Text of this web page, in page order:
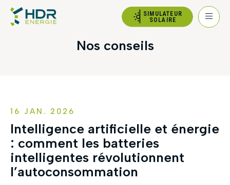
SIMULATEUR
SOLAIRE
Nos conseils
16 JAN. 2026
Intelligence artificielle et énergie
: comment les batteries
intelligentes révolutionnent
l’autoconsommation